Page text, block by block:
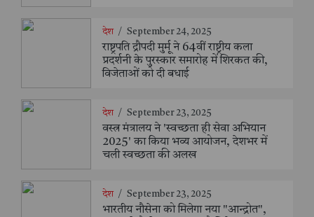
देश / September 24, 2025
राष्ट्रपति द्रौपदी मुर्मू ने 64वीं राष्ट्रीय कला
प्रदर्शनी के पुरस्कार समारोह में शिरकत की,
विजेताओं को दी बधाई
देश / September 23, 2025
वस्त्र मंत्रालय ने 'स्वच्छता ही सेवा अभियान
2025' का किया भव्य आयोजन, देशभर में
चली स्वच्छता की अलख
देश / September 23, 2025
भारतीय नौसेना को मिलेगा नया "आन्द्रोत",